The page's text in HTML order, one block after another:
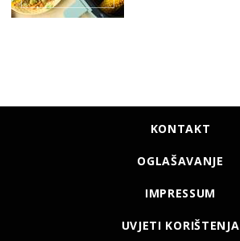
KONTAKT
OGLAŠAVANJE
IMPRESSUM
UVJETI KORIŠTENJA